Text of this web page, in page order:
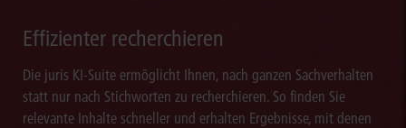
Effizienter recherchieren
Die juris KI-Suite ermöglicht Ihnen, nach ganzen Sachverhalten
statt nur nach Stichworten zu recherchieren. So finden Sie
relevante Inhalte schneller und erhalten Ergebnisse, mit denen